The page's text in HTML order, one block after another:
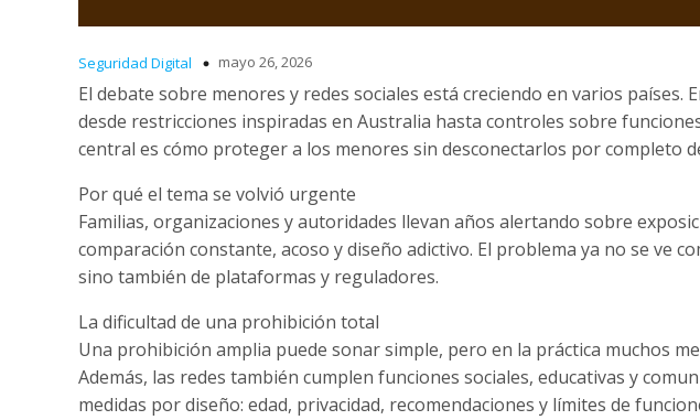
Seguridad Digital mayo 26, 2026
El debate sobre menores y redes sociales está creciendo en varios países.
desde restricciones inspiradas en Australia hasta controles sobre
central es cómo proteger a los menores sin desconectarlos por completo
Por qué el tema se volvió urgente
Familias, organizaciones y autoridades llevan años alertando sobre
comparación constante, acoso y diseño adictivo. El problema ya no se ve
sino también de plataformas y reguladores.
La dificultad de una prohibición total
Una prohibición amplia puede sonar simple, pero en la práctica muchos
Además, las redes también cumplen funciones sociales, educativas y
medidas por diseño: edad, privacidad, recomendaciones y límites de